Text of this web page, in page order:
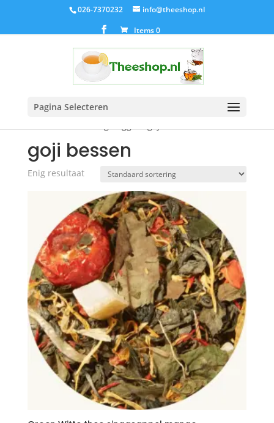
026-7370232
info@theeshop.nl
Items 0
Pagina Selecteren
goji bessen
Enig resultaat